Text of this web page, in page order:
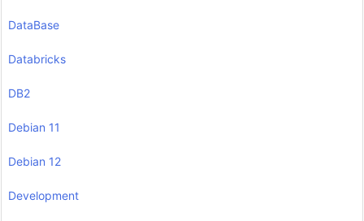
DataBase
Databricks
DB2
Debian 11
Debian 12
Development